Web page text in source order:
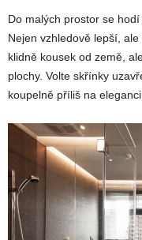
Do malých prostor se
Nejen vzhledově lepší,
klidně kousek od země,
plochy. Volte skřínky
koupelně příliš na eleganci